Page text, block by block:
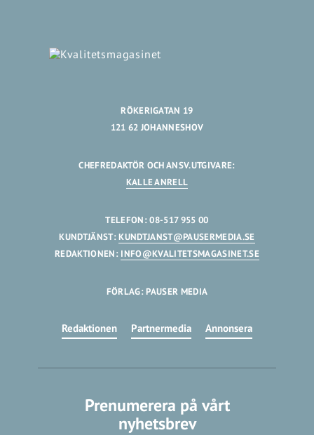
RÖKERIGATAN 19
121 62 JOHANNESHOV
CHEFREDAKTÖR OCH ANSV.UTGIVARE:
KALLE ANRELL
TELEFON: 08-517 955 00
KUNDTJÄNST:KUNDTJANST@PAUSERMEDIA.SE
REDAKTIONEN: INFO@KVALITETSMAGASINET.SE
FÖRLAG: PAUSER MEDIA
Redaktionen Partnermedia Annonsera
Prenumerera på vårt
nyhetsbrev